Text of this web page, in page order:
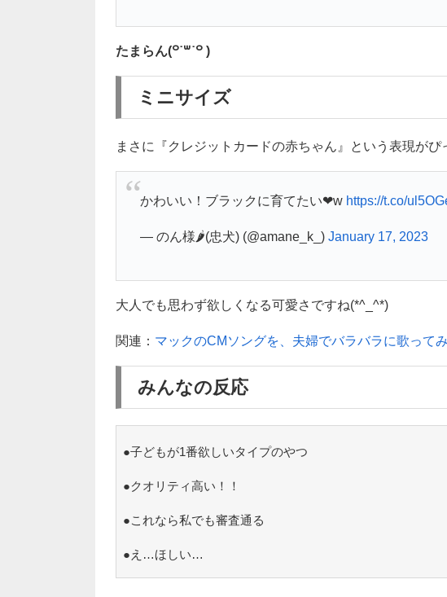
たまらん(꒪˙꒳˙꒪ )
ミニサイズ
まさに『クレジットカードの赤ちゃん』という表現がぴ
かわいい！ブラックに育てたい❤w https://t.co/
— のん様🌶️(忠犬) (@amane_k_) January 17, 2023
大人でも思わず欲しくなる可愛さですね(*^_^*)
関連： マックのCMソングを、夫婦でバラバラに歌って
みんなの反応
●子どもが1番欲しいタイプのやつ
●クオリティ高い！！
●これなら私でも審査通る
●え…ほしい…